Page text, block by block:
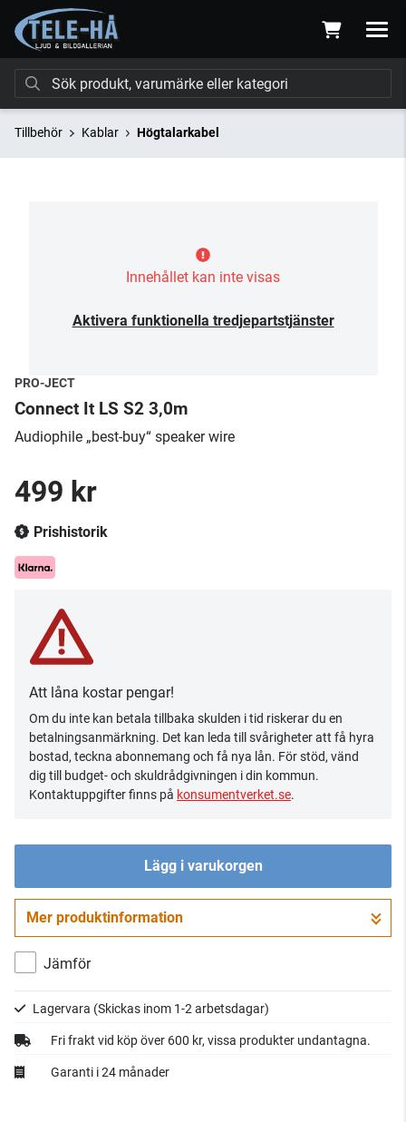
Tillbehör Kablar Högtalarkabel
Innehållet kan inte visas
Aktivera funktionella tredjepartstjänster
PRO-JECT
Connect It LS S2 3,0m
Audiophile „best-buy“ speaker wire
499 kr
Prishistorik
Att låna kostar pengar!
Om du inte kan betala tillbaka skulden i tid riskerar du en
betalningsanmärkning. Det kan leda till svårigheter att få hyra
bostad, teckna abonnemang och få nya lån. För stöd, vänd
dig till budget- och skuldrådgivningen i din kommun.
Kontaktuppgifter finns på konsumentverket.se.
Lägg i varukorgen
Gå till kassan
Mer produktinformation
Jämför
Lagervara (Skickas inom 1-2 arbetsdagar)
Fri frakt vid köp över 600 kr, vissa produkter undantagna.
Garanti i 24 månader